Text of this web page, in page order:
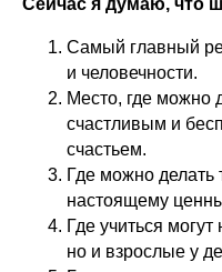
Сейчас я думаю, что
Самый главный
и человечности.
Место, где можно
счастливым и
счастьем.
Где можно делать
настоящему
Где учиться
но и взрослые у